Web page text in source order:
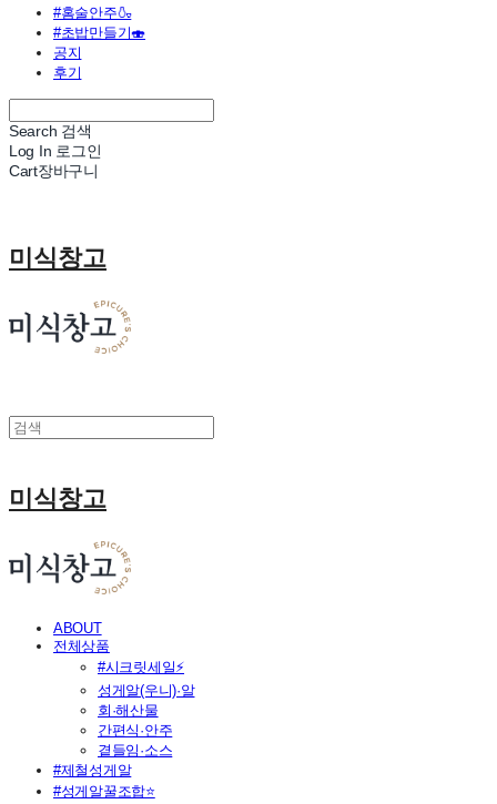
#홈술안주🍶
#초밥만들기🍣
공지
후기
Search 검색
Log In 로그인
Cart장바구니
미식창고
미식창고
ABOUT
전체상품
#시크릿세일⚡
성게알(우니)·알
회·해산물
간편식·안주
곁들임·소스
#제철성게알
#성게알꿀조합⭐